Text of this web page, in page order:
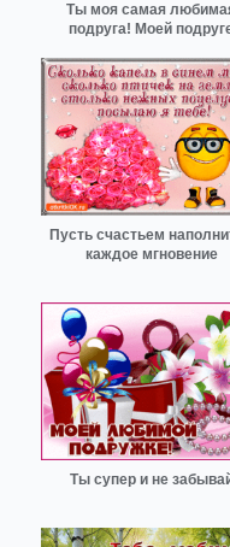
Ты моя самая
подруга! Моей
Пусть счастьем
каждое мгновение
Ты супер и не